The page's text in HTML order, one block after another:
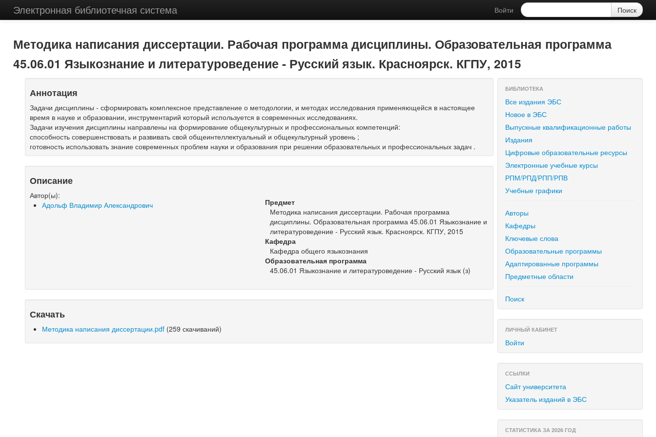
Электронная библиотечная система Войти
Методика написания диссертации. Рабочая программа дисциплины. Образовательная программа
45.06.01 Языкознание и литературоведение - Русский язык. Красноярск. КГПУ, 2015
Аннотация
Задачи дисциплины - сформировать комплексное представление о методологии, и методах исследования применяющейся в настоящее
время в науке и образовании, инструментарий который используется в современных исследованиях.
Задачи изучения дисциплины направлены на формирование общекультурных и профессиональных компетенций:
способность совершенствовать и развивать свой общеинтеллектуальный и общекультурный уровень ;
готовность использовать знание современных проблем науки и образования при решении образовательных и профессиональных задач .
Описание
Автор(ы):
Адольф Владимир Александрович
Предмет
Методика написания диссертации. Рабочая программа
дисциплины. Образовательная программа 45.06.01 Языкознание и
литературоведение - Русский язык. Красноярск. КГПУ, 2015
Кафедра
Кафедра общего языкознания
Образовательная программа
45.06.01 Языкознание и литературоведение - Русский язык (з)
Скачать
Методика написания диссертации.pdf (259 скачиваний)
БИБЛИОТЕКА
Все издания ЭБС
Новое в ЭБС
Выпускные квалификационные работы
Издания
Цифровые образовательные ресурсы
Электронные учебные курсы
РПМ/РПД/РПП/РПВ
Учебные графики
Авторы
Кафедры
Ключевые слова
Образовательные программы
Адаптированные программы
Предметные области
Поиск
ЛИЧНЫЙ КАБИНЕТ
Войти
ССЫЛКИ
Сайт университета
Указатель изданий в ЭБС
СТАТИСТИКА ЗА 2026 ГОД